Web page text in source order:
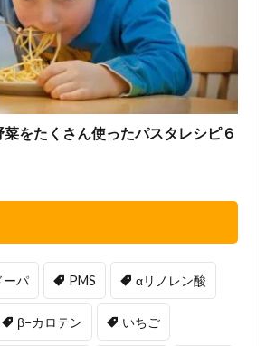
をたくさん使ったパスタレシピ６
ーパ PMS αリノレン酸
β−カロテン いちご